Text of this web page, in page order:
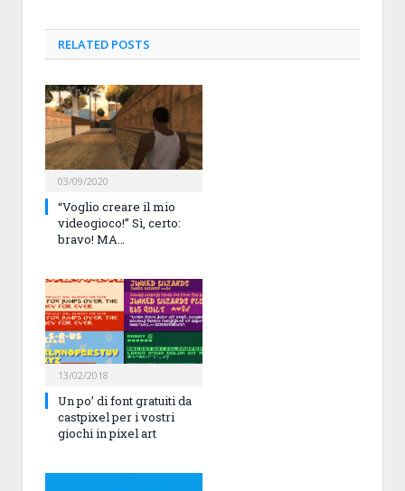
RELATED POSTS
03/09/2020
“Voglio creare il mio
videogioco!” Sì, certo:
bravo! MA…
13/02/2018
Un po’ di font gratuiti da
castpixel per i vostri
giochi in pixel art